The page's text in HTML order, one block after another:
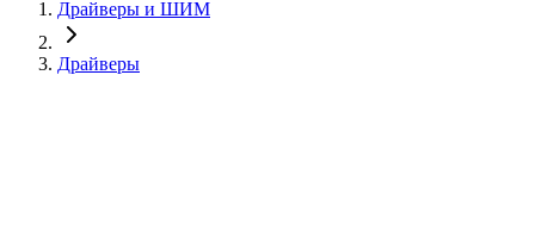
Драйверы и ШИМ
Драйверы